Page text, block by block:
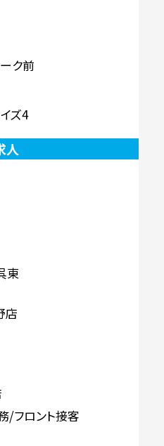
ク前
ズ4
人
東
店
/フロント接客